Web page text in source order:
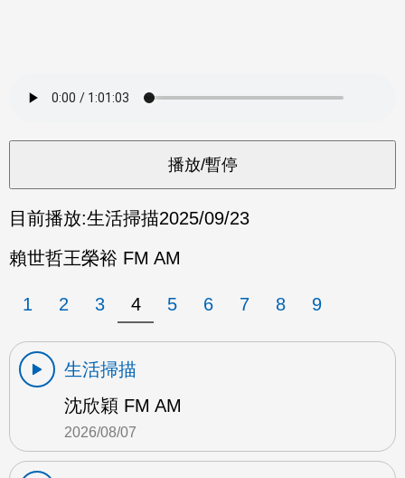
目前播放:生活掃描2025/09/23
賴世哲王榮裕 FM AM
1 2 3 4 5 6 7 8 9
生活掃描
沈欣穎 FM AM
2026/08/07